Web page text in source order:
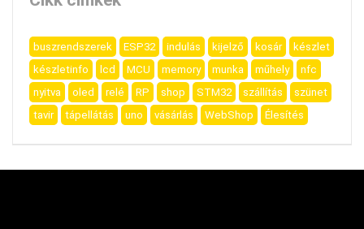
buszrendszerek ESP32 indulás kijelző kosár
készlet
készletinfo
lcd MCU memory munka műhely
nfc
nyitva
oled relé RP shop STM32 szállítás
szünet
tavir
tápellátás uno vásárlás WebShop Élesítés